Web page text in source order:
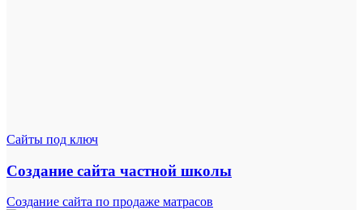
Сайты под ключ
Создание сайта частной школы
Создание сайта по продаже матрасов